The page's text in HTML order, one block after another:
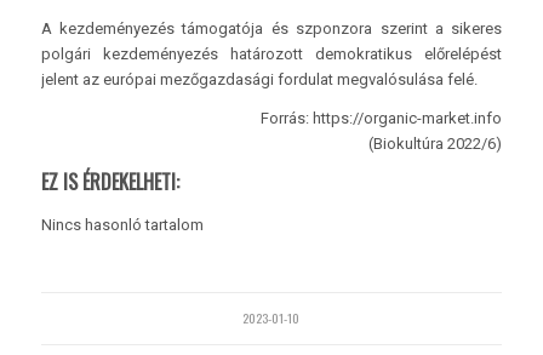
A kezdeményezés támogatója és szponzora szerint a sikeres
polgári kezdeményezés határozott demokratikus előrelépést
jelent az európai mezőgazdasági fordulat megvalósulása felé.
Forrás: https://organic-market.info
(Biokultúra 2022/6)
EZ IS ÉRDEKELHETI:
Nincs hasonló tartalom
2023-01-10